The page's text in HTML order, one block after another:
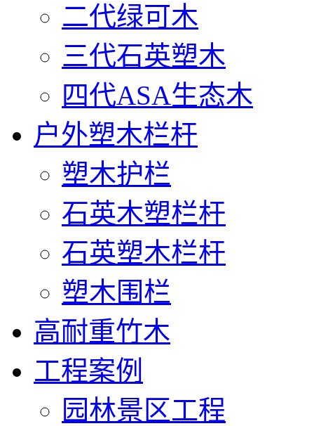
二代绿可木
三代石英塑木
四代ASA生态木
户外塑木栏杆
塑木护栏
石英木塑栏杆
石英塑木栏杆
塑木围栏
高耐重竹木
工程案例
园林景区工程